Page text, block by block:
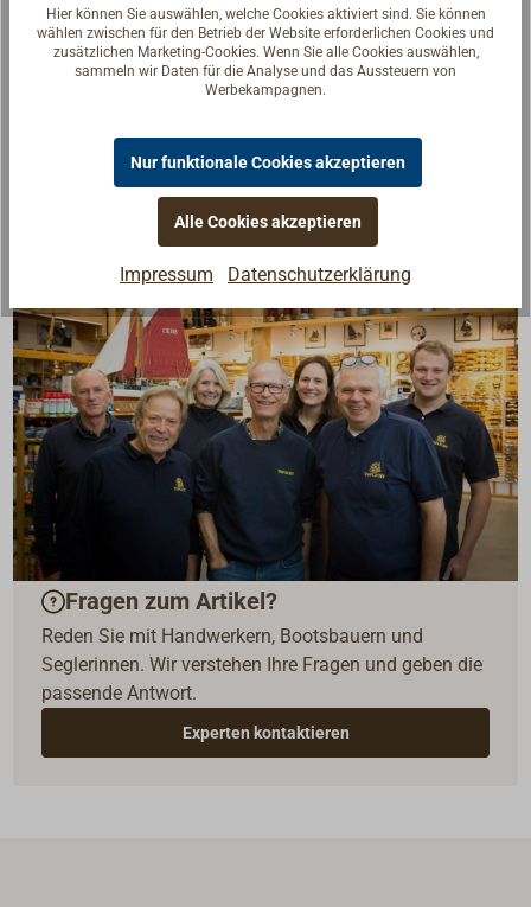
genau zu Ihrer Dachneigung passt.
Rohr, runde Decksplatte und Decksflansch zum
Verschweißen vor Ort.
Gefertigt aus Edelstahl.
Fragen zum Artikel?
Reden Sie mit Handwerkern, Bootsbauern und
Seglerinnen. Wir verstehen Ihre Fragen und geben die
passende Antwort.
Experten kontaktieren
Hier können Sie auswählen, welche Cookies aktiviert sind. Sie können
wählen zwischen für den Betrieb der Website erforderlichen Cookies und
zusätzlichen Marketing-Cookies. Wenn Sie alle Cookies auswählen,
sammeln wir Daten für die Analyse und das Aussteuern von
Werbekampagnen.
Nur funktionale Cookies akzeptieren
Alle Cookies akzeptieren
Impressum Datenschutzerklärung